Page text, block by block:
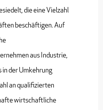
die eine Vielzahl
beschäftigen. Auf
aus Industrie,
in der Umkehrung
an qualifizierten
wirtschaftliche